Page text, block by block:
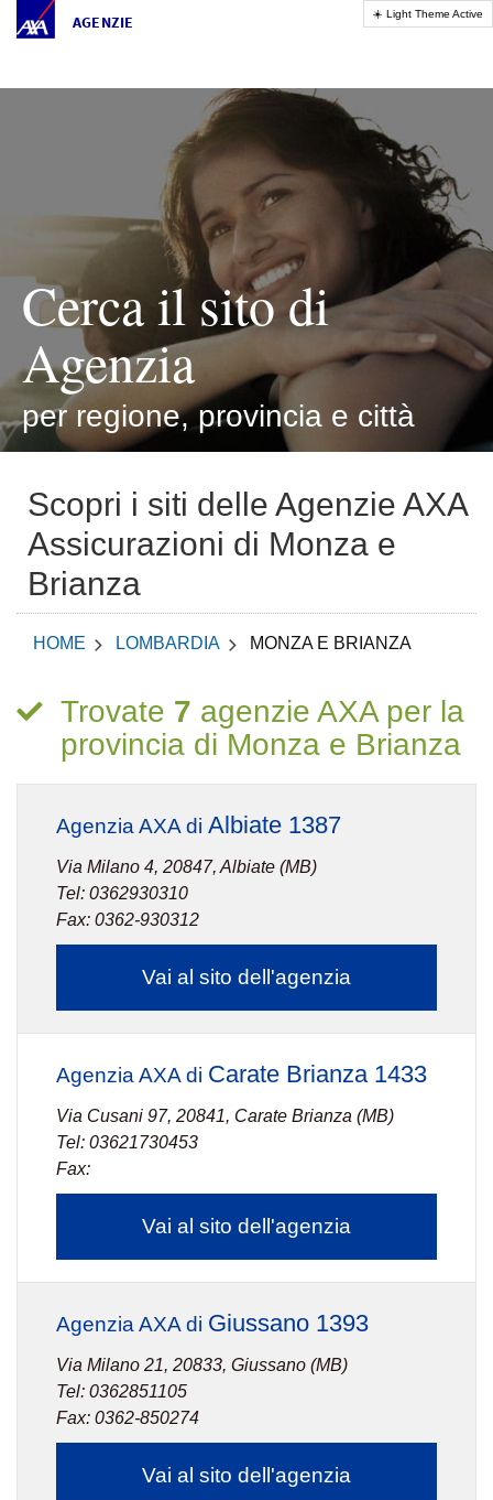
AGENZIE
Cerca il sito di
Agenzia
per regione, provincia e città
Scopri i siti delle Agenzie AXA
Assicurazioni di Monza e
Brianza
HOME LOMBARDIA MONZA E BRIANZA
Trovate 7 agenzie AXA per la
provincia di Monza e Brianza
Agenzia AXA di Albiate 1387
Via Milano 4, 20847, Albiate (MB)
Tel: 0362930310
Fax: 0362-930312
Vai al sito dell'agenzia
Agenzia AXA di Carate Brianza 1433
Via Cusani 97, 20841, Carate Brianza (MB)
Tel: 03621730453
Fax:
Vai al sito dell'agenzia
Agenzia AXA di Giussano 1393
Via Milano 21, 20833, Giussano (MB)
Tel: 0362851105
Fax: 0362-850274
Vai al sito dell'agenzia